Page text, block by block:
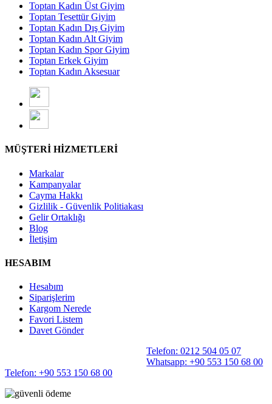
Toptan Kadın Üst Giyim
Toptan Tesettür Giyim
Toptan Kadın Dış Giyim
Toptan Kadın Alt Giyim
Toptan Kadın Spor Giyim
Toptan Erkek Giyim
Toptan Kadın Aksesuar
MÜŞTERİ HİZMETLERİ
Markalar
Kampanyalar
Cayma Hakkı
Gizlilik - Güvenlik Politiakası
Gelir Ortaklığı
Blog
İletişim
HESABIM
Hesabım
Siparişlerim
Kargom Nerede
Favori Listem
Davet Gönder
Telefon: 0212 504 05 07
Whatsapp: +90 553 150 68 00
Telefon: +90 553 150 68 00